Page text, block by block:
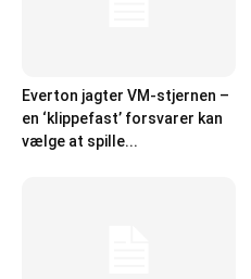
Everton jagter VM-stjernen –
en ‘klippefast’ forsvarer kan
vælge at spille...